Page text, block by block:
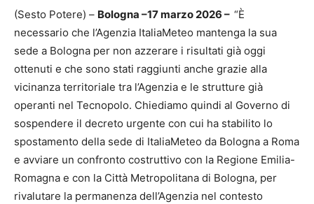
(Sesto Potere) – Bologna –17 marzo 2026 – “È
necessario che l’Agenzia ItaliaMeteo mantenga la sua
sede a Bologna per non azzerare i risultati già oggi
ottenuti e che sono stati raggiunti anche grazie alla
vicinanza territoriale tra l’Agenzia e le strutture già
operanti nel Tecnopolo. Chiediamo quindi al Governo di
sospendere il decreto urgente con cui ha stabilito lo
spostamento della sede di ItaliaMeteo da Bologna a Roma
e avviare un confronto costruttivo con la Regione Emilia-
Romagna e con la Città Metropolitana di Bologna, per
rivalutare la permanenza dell’Agenzia nel contesto